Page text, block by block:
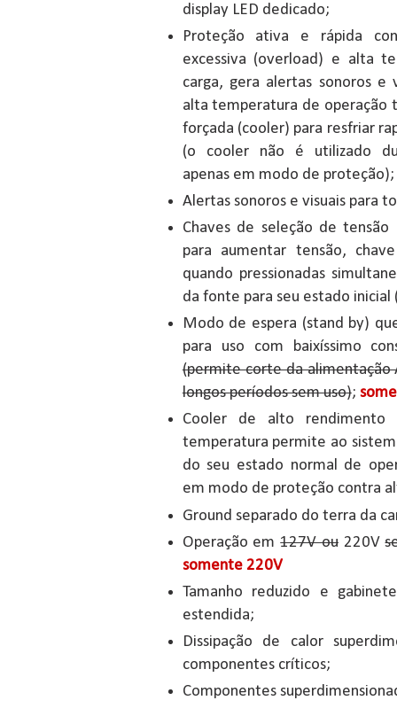
display LED dedicado;
Proteção ativa e rápida
excessiva (overload) e alta
carga, gera alertas sonoros e
alta temperatura de operação
forçada (cooler) para resfriar
(o cooler não é utilizado
apenas em modo de proteção);
Alertas sonoros e visuais para
Chaves de seleção de
para aumentar tensão,
quando pressionadas
da fonte para seu estado
Modo de espera (stand by)
para uso com baixíssimo
(permite corte da alimentação
longos períodos sem uso);
Cooler de alto rendimento
temperatura permite ao
do seu estado normal de
em modo de proteção contra
Ground separado do terra da
Operação em127V ou 220V
somente 220V
Tamanho reduzido e
estendida;
Dissipação de calor
componentes críticos;
Componentes